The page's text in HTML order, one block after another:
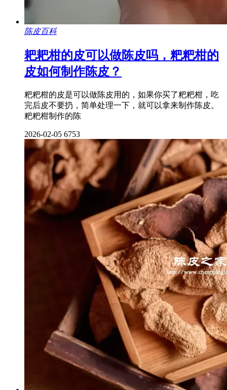
陈皮百科
耙耙柑的皮可以做陈皮吗，粑粑柑的
皮如何制作陈皮？
粑粑柑的皮是可以做陈皮用的，如果你买了粑粑柑，吃
完后皮不要扔，简单处理一下，就可以拿来制作陈皮。
粑粑柑制作的陈
2026-02-05 6753